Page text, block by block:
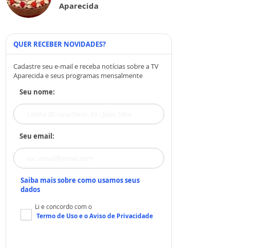
Aparecida
QUER RECEBER NOVIDADES?
Cadastre seu e-mail e receba notícias sobre a TV
Aparecida e seus programas mensalmente
Seu nome:
Seu email:
Saiba mais sobre como usamos seus
dados
Li e concordo com o
Termo de Usoe oAviso de Privacidade